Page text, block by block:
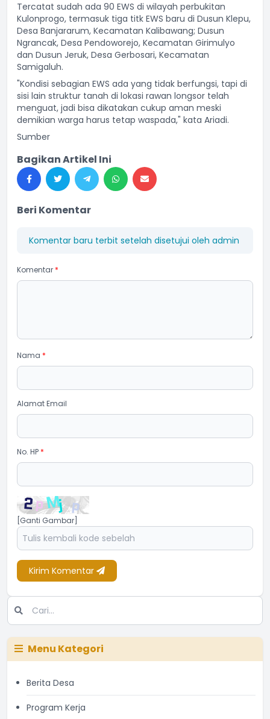
Tercatat sudah ada 90 EWS di wilayah perbukitan
Kulonprogo, termasuk tiga titk EWS baru di Dusun Klepu,
Desa Banjararum, Kecamatan Kalibawang; Dusun
Ngrancak, Desa Pendoworejo, Kecamatan Girimulyo
dan Dusun Jeruk, Desa Gerbosari, Kecamatan
Samigaluh.
"Kondisi sebagian EWS ada yang tidak berfungsi, tapi di
sisi lain struktur tanah di lokasi rawan longsor telah
menguat, jadi bisa dikatakan cukup aman meski
demikian warga harus tetap waspada," kata Ariadi.
Sumber
Bagikan Artikel Ini
Beri Komentar
Komentar baru terbit setelah disetujui oleh admin
Komentar *
Nama *
Alamat Email
No. HP *
[Ganti Gambar]
Kirim Komentar
Menu Kategori
Berita Desa
Program Kerja